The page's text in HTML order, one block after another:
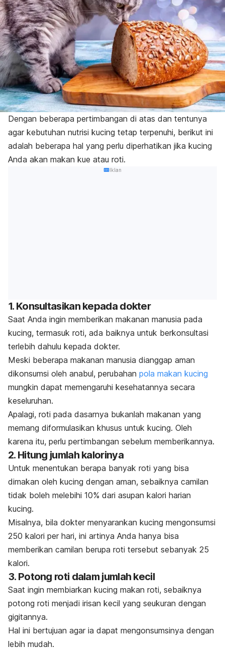
Dengan beberapa pertimbangan di atas dan tentunya
agar kebutuhan nutrisi kucing tetap terpenuhi, berikut ini
adalah beberapa hal yang perlu diperhatikan jika kucing
Anda akan makan kue atau roti.
Iklan
1. Konsultasikan kepada dokter
Saat Anda ingin memberikan makanan manusia pada
kucing, termasuk roti, ada baiknya untuk berkonsultasi
terlebih dahulu kepada dokter.
Meski beberapa makanan manusia dianggap aman
dikonsumsi oleh anabul, perubahan pola makan kucing
mungkin dapat memengaruhi kesehatannya secara
keseluruhan.
Apalagi, roti pada dasarnya bukanlah makanan yang
memang diformulasikan khusus untuk kucing. Oleh
karena itu, perlu pertimbangan sebelum memberikannya.
2. Hitung jumlah kalorinya
Untuk menentukan berapa banyak roti yang bisa
dimakan oleh kucing dengan aman, sebaiknya camilan
tidak boleh melebihi 10% dari asupan kalori harian
kucing.
Misalnya, bila dokter menyarankan kucing mengonsumsi
250 kalori per hari, ini artinya Anda hanya bisa
memberikan camilan berupa roti tersebut sebanyak 25
kalori.
3. Potong roti dalam jumlah kecil
Saat ingin membiarkan kucing makan roti, sebaiknya
potong roti menjadi irisan kecil yang seukuran dengan
gigitannya.
Hal ini bertujuan agar ia dapat mengonsumsinya dengan
lebih mudah.